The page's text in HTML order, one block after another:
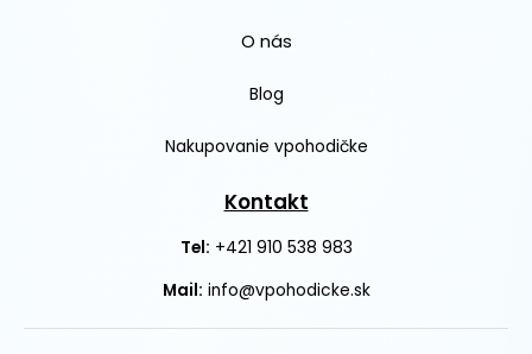
O nás
Blog
Nakupovanie vpohodičke
Kontakt
Tel: +421 910 538 983
Mail: info@vpohodicke.sk